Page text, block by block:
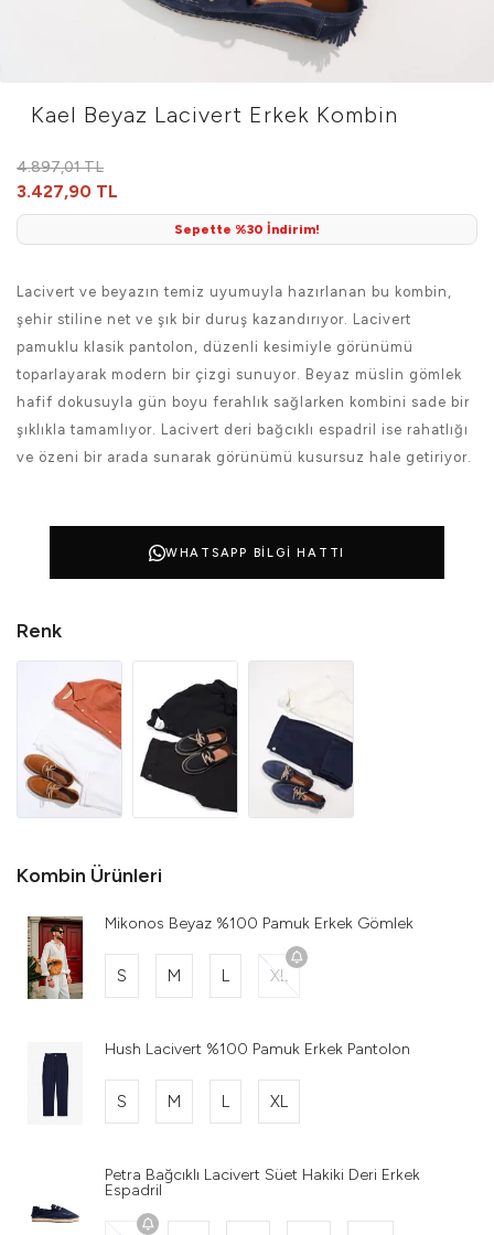
Kael Beyaz Lacivert Erkek Kombin
4.897,01 TL
3.427,90 TL
Sepette %30 İndirim!
Lacivert ve beyazın temiz uyumuyla hazırlanan bu kombin,
şehir stiline net ve şık bir duruş kazandırıyor. Lacivert
pamuklu klasik pantolon, düzenli kesimiyle görünümü
toparlayarak modern bir çizgi sunuyor. Beyaz müslin gömlek
hafif dokusuyla gün boyu ferahlık sağlarken kombini sade bir
şıklıkla tamamlıyor. Lacivert deri bağcıklı espadril ise rahatlığı
ve özeni bir arada sunarak görünümü kusursuz hale getiriyor.
WHATSAPP BILGI HATTI
Renk
Kombin Ürünleri
Mikonos Beyaz %100 Pamuk Erkek Gömlek
S M L XL
Hush Lacivert %100 Pamuk Erkek Pantolon
S M L XL
Petra Bağcıklı Lacivert Süet Hakiki Deri Erkek
Espadril